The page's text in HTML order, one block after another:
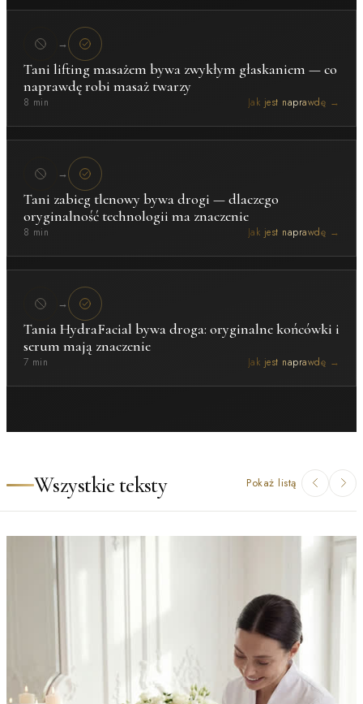
→
Tani lifting masażem bywa zwykłym głaskaniem — co
naprawdę robi masaż twarzy
8 min Jak jest naprawdę →
→
Tani zabieg tlenowy bywa drogi — dlaczego
oryginalność technologii ma znaczenie
8 min Jak jest naprawdę →
→
Tania HydraFacial bywa droga: oryginalne końcówki i
serum mają znaczenie
7 min Jak jest naprawdę →
Wszystkie teksty Pokaż listą